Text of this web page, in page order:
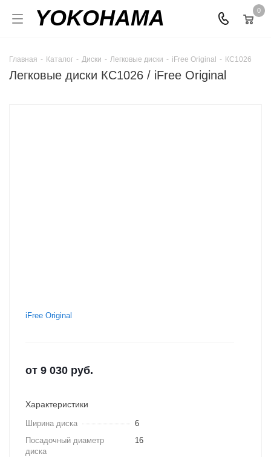
YOKOHAMA 0
Главная - Каталог - Диски - Легковые диски - iFree Original - КС1026
Легковые диски КС1026 / iFree Original
iFree Original
от 9 030 руб.
Характеристики
Ширина диска
6
Посадочный диаметр
диска
16